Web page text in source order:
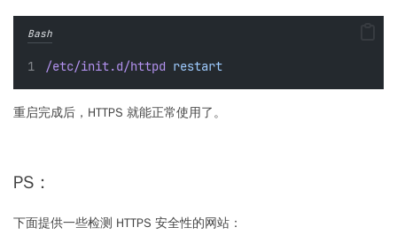
Bash
/etc/init.d/httpd restart
重启完成后，HTTPS 就能正常使用了。
PS：
下面提供一些检测 HTTPS 安全性的网站：